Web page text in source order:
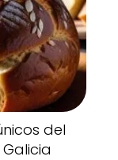
del